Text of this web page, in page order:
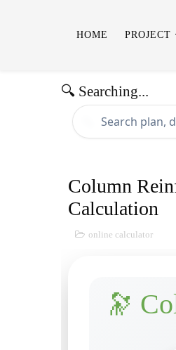
HOME PROJECT
🔍 Searching...
Column
Calculation
online calculator
🔭